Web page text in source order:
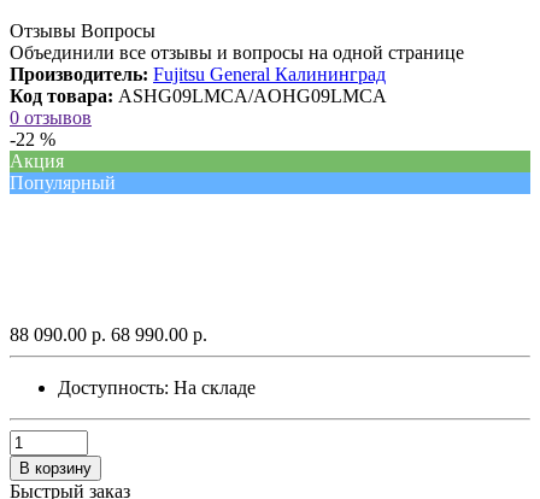
Отзывы Вопросы
Объединили все отзывы и вопросы на одной странице
Производитель: Fujitsu General Калининград
Код товара: ASHG09LMCA/AOHG09LMCA
0 отзывов
-22 %
Акция
Популярный
88 090.00 р. 68 990.00 р.
Доступность: На складе
В корзину
Быстрый заказ